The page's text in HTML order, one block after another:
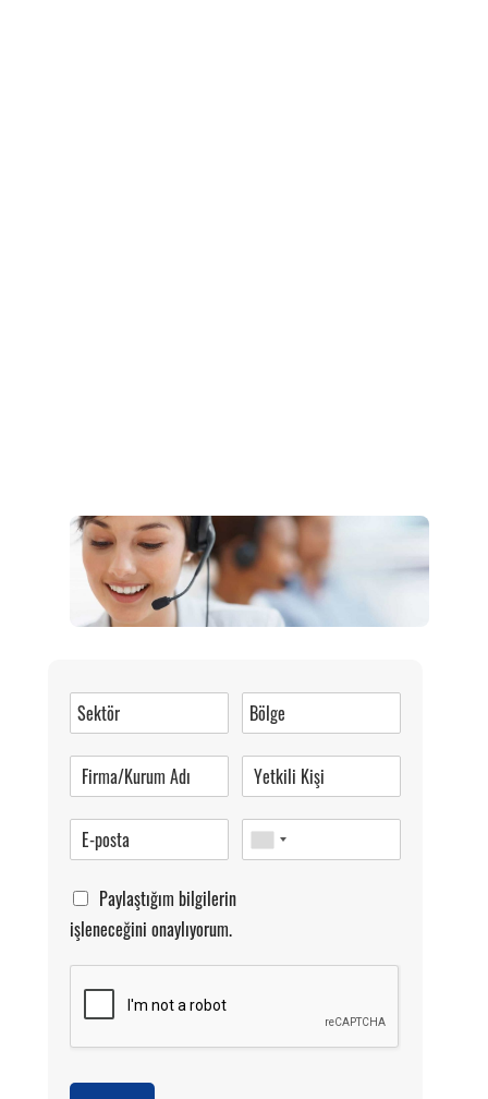
0 (216) 462 49 34
Pazartesi-Cumartesi 09.00-20.00
Paylaştığım bilgilerin
işleneceğini onaylıyorum.